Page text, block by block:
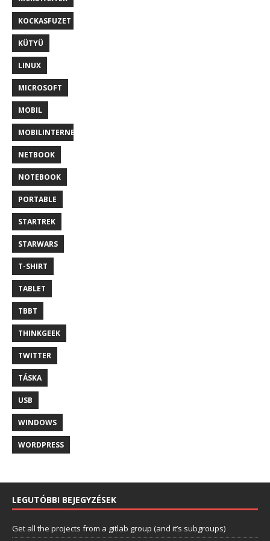
KOCKASFUZET
KÜTYÜ
LINUX
MICROSOFT
MOBIL
MOBILINTERNET
NETBOOK
NOTEBOOK
PORTABLE
STARTREK
STARWARS
T-SHIRT
TABLET
TBBT
THINKGEEK
TWITTER
TÁSKA
USB
WINDOWS
WORDPRESS
LEGUTÓBBI BEJEGYZÉSEK
Get all the projects from a gitlab group (and it’s subgroups)